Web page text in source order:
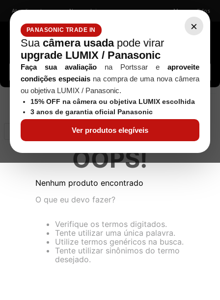
×
PANASONIC TRADE IN
Sua câmera usadapode virar
upgrade LUMIX / Panasonic
Faça sua avaliação na Portssar e aproveite
condições especiaisna compra de uma nova câmera
ou objetiva LUMIX / Panasonic.
15% OFF na câmera ou objetiva LUMIX escolhida
3 anos de garantia oficial Panasonic
Ver produtos elegíveis
Atendimento Nossas lojas Meus pedidos
Buscar câmeras, lentes, acessórios...
OOPS!
Nenhum produto encontrado
O que eu devo fazer?
Verifique os termos digitados.
Tente utilizar uma única palavra.
Utilize termos genéricos na busca.
Tente utilizar sinônimos do termo
desejado.